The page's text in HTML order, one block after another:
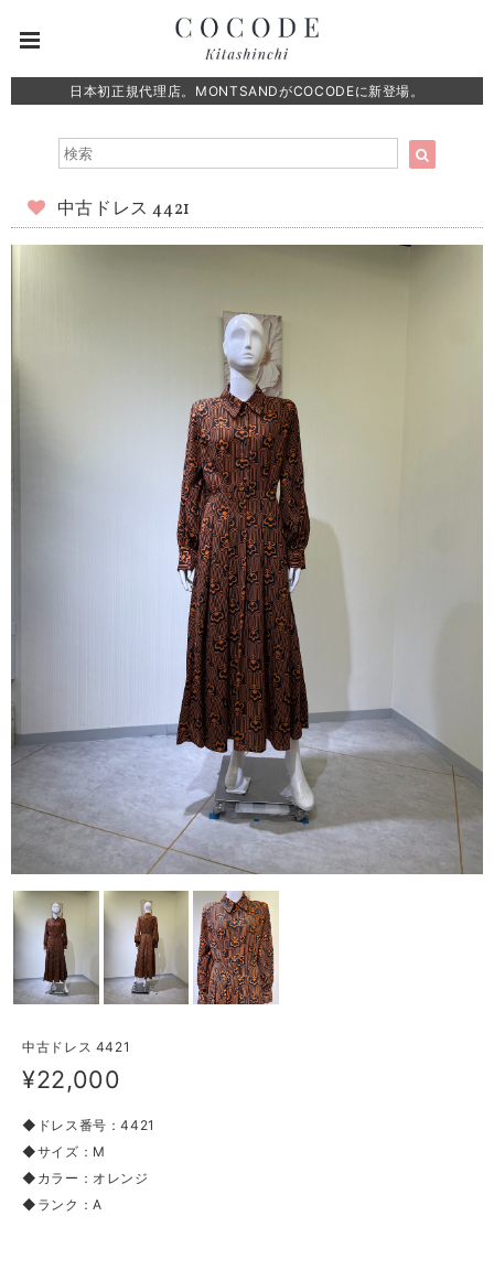
日本初正規代理店。MONTSANDがCOCODEに新登場。
中古ドレス 4421
中古ドレス 4421
¥22,000
◆ドレス番号：4421
◆サイズ：M
◆カラー：オレンジ
◆ランク：A